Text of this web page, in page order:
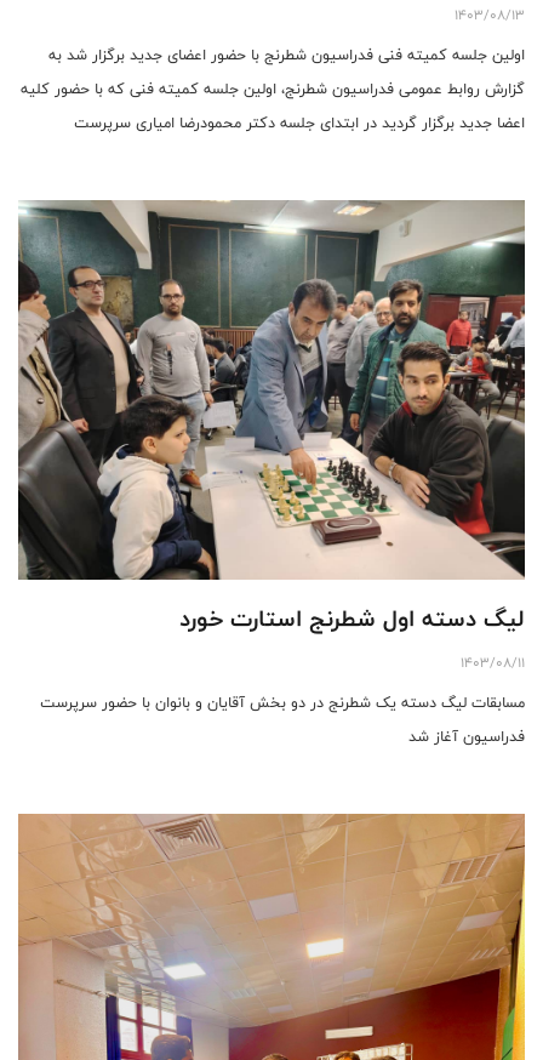
1403/08/13
اولین جلسه کمیته فنی فدراسیون شطرنج با حضور اعضای جدید برگزار شد به
گزارش روابط عمومی فدراسیون شطرنج، اولین جلسه کمیته فنی که با حضور کلیه
اعضا جدید برگزار گردید در ابتدای جلسه دکتر محمودرضا امیاری سرپرست
اداره فدراسیون حائز اهمیت ویژه دانست. در این نشست دستور جلسه قرائت و
اعضا کمیته در خصوص شیوه نامه اعزام نمایندگان کشور به مسابقات مدارس
آسیا به
لیگ دسته اول شطرنج استارت خورد
1403/08/11
مسابقات لیگ دسته یک شطرنج در دو بخش آقایان و بانوان با حضور سرپرست
فدراسیون آغاز شد